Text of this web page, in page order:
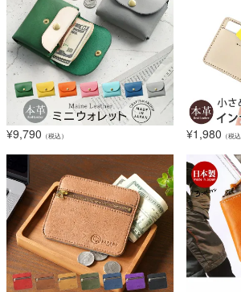
¥9,790 （税込） ¥1,980 （税込